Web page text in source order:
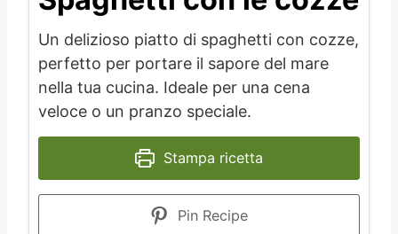
Un delizioso piatto di spaghetti con cozze,
perfetto per portare il sapore del mare
nella tua cucina. Ideale per una cena
veloce o un pranzo speciale.
Stampa ricetta
Pin Recipe